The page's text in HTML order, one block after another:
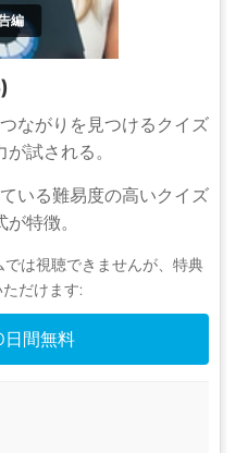
編
ながりを見つけるクイズ
試される。
いる難易度の高いクイズ
特徴。
は視聴できませんが、特典
だけます:
日間無料